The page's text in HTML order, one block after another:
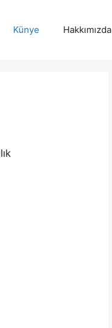
Künye Hakkımızda